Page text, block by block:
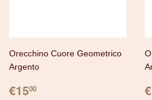
Orecchino Cuore Geometrico
Argento
PREZZO
€1500